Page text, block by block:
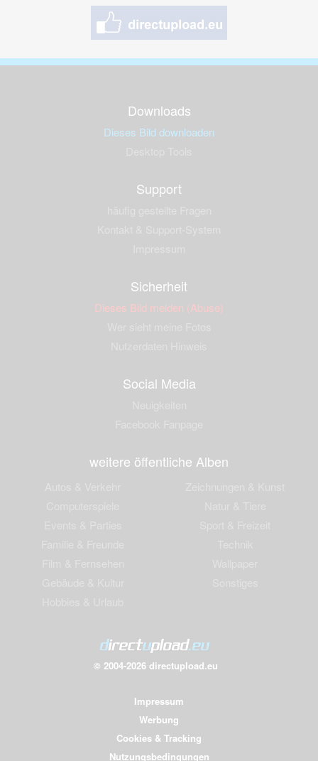
Downloads
Dieses Bild downloaden
Support
Sicherheit
Dieses Bild melden (Abuse)
Social Media
weitere öffentliche Alben
© 2004-2026 directupload.eu
Impressum
Werbung
Cookies & Tracking
Nutzungsbedingungen